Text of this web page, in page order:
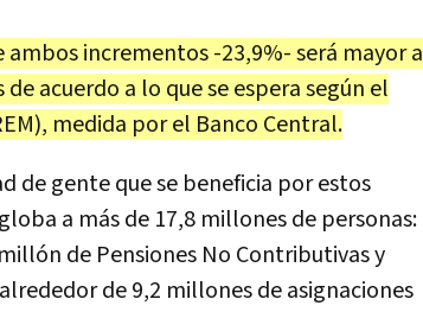
incrementos -23,9%- será mayor a
acuerdo a lo que se espera según el
medida por el Banco Central.
de gente que se beneficia por estos
a más de 17,8 millones de personas:
de Pensiones No Contributivas y
de 9,2 millones de asignaciones